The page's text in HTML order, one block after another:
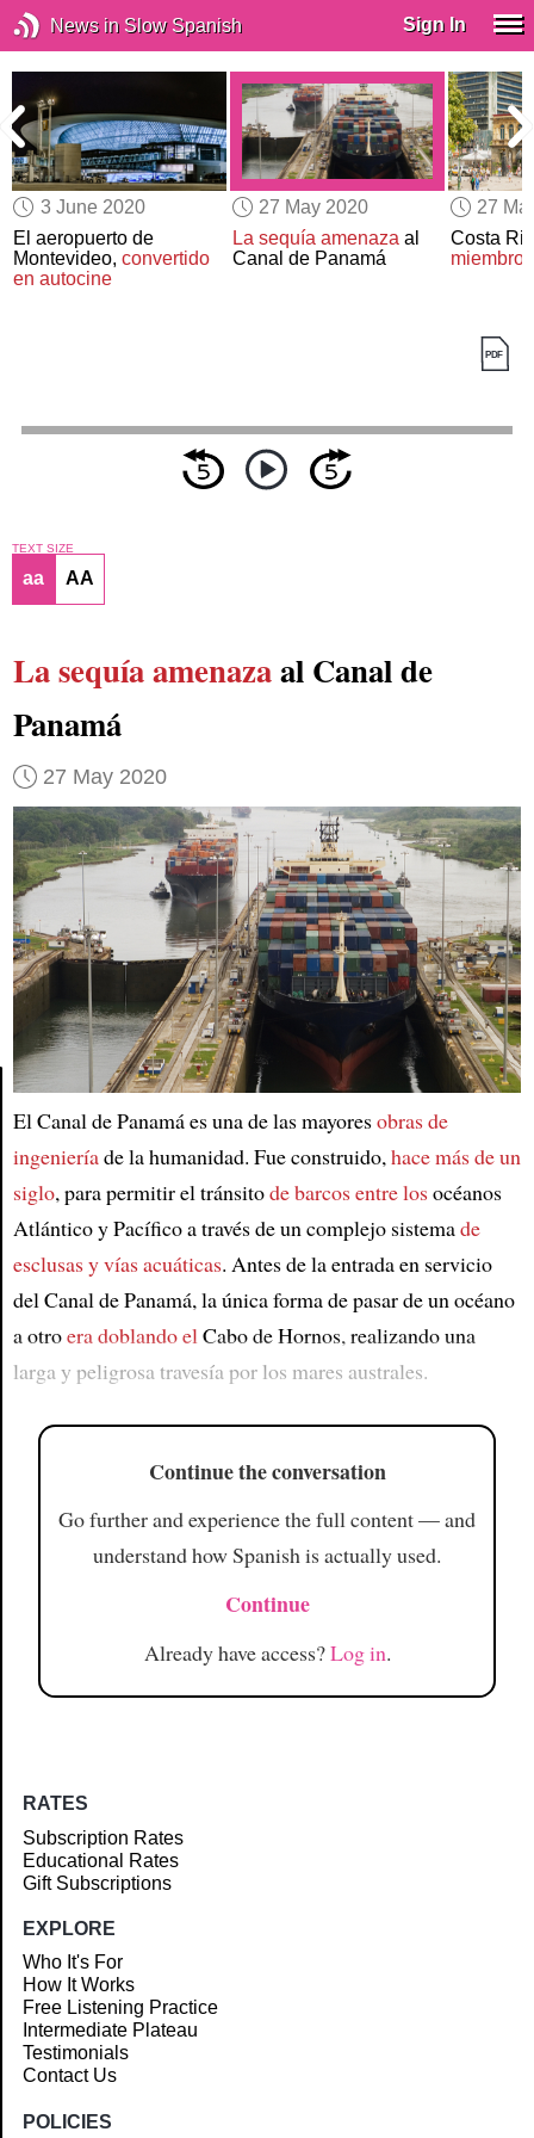
News in Slow Spanish Sign In
3 June 2020
El aeropuerto de
Montevideo,convertido
en autocine
27 May 2020
La sequía amenazaal
Canal de Panamá
27
Costa
miembro
TEXT SIZE
aa AA
La sequía amenazaal Canal de
Panamá
27 May 2020
El Canal de Panamá es una de las mayoresobras de
ingenieríade la humanidad. Fue construido,hace más de un
siglo, para permitir el tránsitode barcos entre losocéanos
Atlántico y Pacífico a través de un complejo sistemade
esclusas y vías acuáticas. Antes de la entrada en servicio
del Canal de Panamá, la única forma de pasar de un océano
a otroera doblando elCabo de Hornos, realizando una
larga y peligrosa travesía por los mares australes.
Continue the conversation
Go further and experience the full content — and
understand how Spanish is actually used.
Continue
Already have access?Log in.
RATES
Subscription Rates
Educational Rates
Gift Subscriptions
EXPLORE
Who It's For
How It Works
Free Listening Practice
Intermediate Plateau
Testimonials
Contact Us
POLICIES